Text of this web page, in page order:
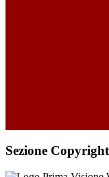
Sezione Copyright